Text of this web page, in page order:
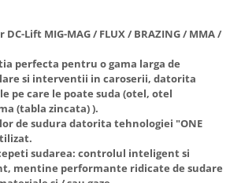
Lift MIG-MAG / FLUX / BRAZING / MMA /
perfecta pentru o gama larga de
si interventii in caroserii, datorita
care le poate suda (otel, otel
(tabla zincata) ).
de sudura datorita tehnologiei "ONE
sudarea: controlul inteligent si
mentine performante ridicate de sudare